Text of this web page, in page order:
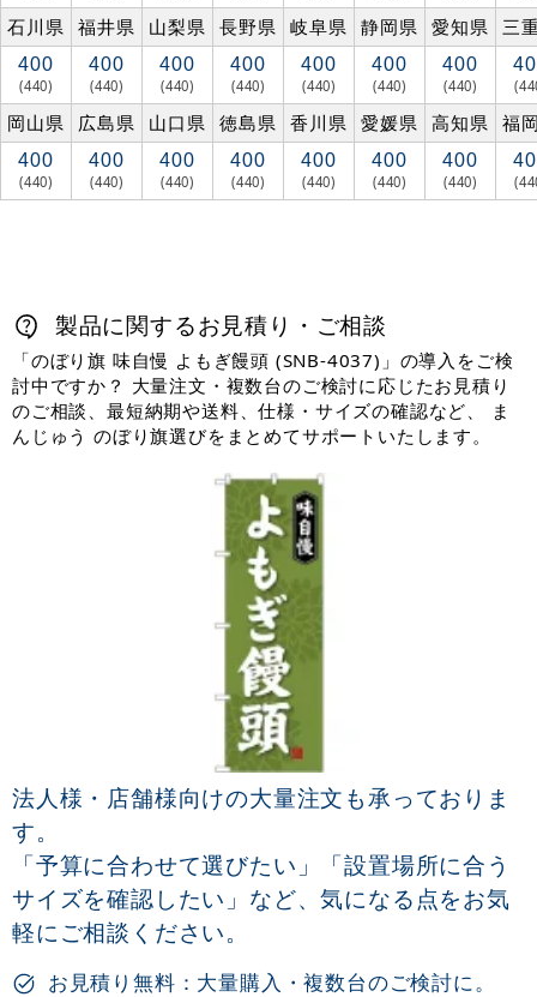
石川県 福井県 山梨県 長野県 岐阜県 静岡県 愛知県 三
400
(440)
400
(440)
400
(440)
400
(440)
400
(440)
400
(440)
400
(440)
岡山県 広島県 山口県 徳島県 香川県 愛媛県 高知県 福
400
(440)
400
(440)
400
(440)
400
(440)
400
(440)
400
(440)
400
(440)
製品に関するお見積り・ご相談
「のぼり旗 味自慢 よもぎ饅頭 (SNB-4037)」の導入をご検
討中ですか？ 大量注文・複数台のご検討に応じたお見積り
のご相談、最短納期や送料、仕様・サイズの確認など、 ま
んじゅう のぼり旗選びをまとめてサポートいたします。
法人様・店舗様向けの大量注文も承っておりま
す。
「予算に合わせて選びたい」「設置場所に合う
サイズを確認したい」など、気になる点をお気
軽にご相談ください。
お見積り無料：大量購入・複数台のご検討に。